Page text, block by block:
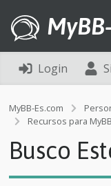
Login
MyBB-Es.com
Recursos para MyBB
Busco